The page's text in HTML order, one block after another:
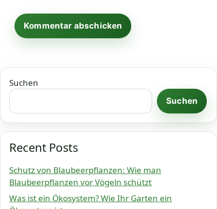
Suchen
Suchen
Recent Posts
Schutz von Blaubeerpflanzen: Wie man
Blaubeerpflanzen vor Vögeln schützt
Was ist ein Ökosystem? Wie Ihr Garten ein